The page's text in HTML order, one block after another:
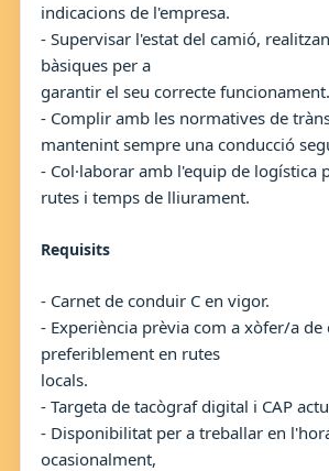
indicacions de l'empresa.
- Supervisar l'estat del camió,
bàsiques per a
garantir el seu correcte funcionament.
- Complir amb les normatives de
mantenint sempre una conducció
- Col·laborar amb l'equip de logística
rutes i temps de lliurament.
Requisits
- Carnet de conduir C en vigor.
- Experiència prèvia com a xòfer/a de
preferiblement en rutes
locals.
- Targeta de tacògraf digital i CAP
- Disponibilitat per a treballar en
ocasionalment,